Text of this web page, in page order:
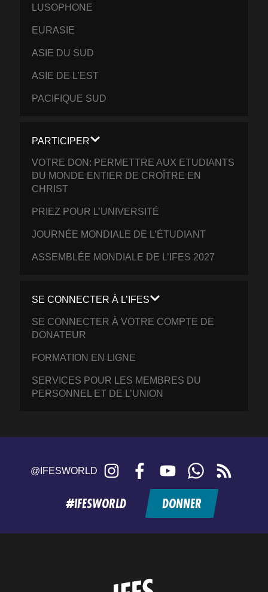
LUSOPHONE
EURASIE
ASIE DU SUD
ASIE DE L’EST
PACIFIQUE SUD
PARTICIPER
VOTRE DON: PERMETTRE AUX ETUDIANTS
DU MONDE ENTIER DE CROÎTRE EN
CHRIST
PRIEZ POUR L’UNIVERSITÉ
JOURNÉE MONDIALE DE L’ÉTUDIANT
ASSEMBLÉE MONDIALE DE L’IFES 2027
SE CONNECTER À L’IFES
SE CONNECTER À VOTRE COMPTE DE
DONATEUR
FORMATION EN LIGNE
SERVICES POUR LES MEMBRES DU
PERSONNEL ET DE L’UNION
@IFESWORLD Instagram FacebookYouTubeWhatsApp
feed
#IFESWORLD DONNER